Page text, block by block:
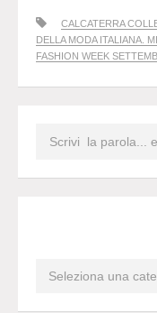
CALCATERRA
DELLA MODA ITALIANA.
FASHION WEEK